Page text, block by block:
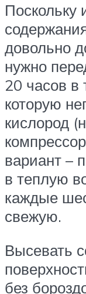
Поскольку
довольно
нужно
20 часов в
которую
кислород
вариант –
в теплую
каждые
свежую.
Высевать
без